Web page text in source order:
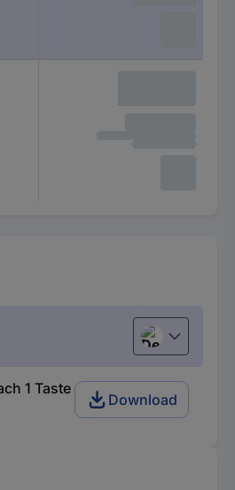
Deutsch
1 Taste
Download